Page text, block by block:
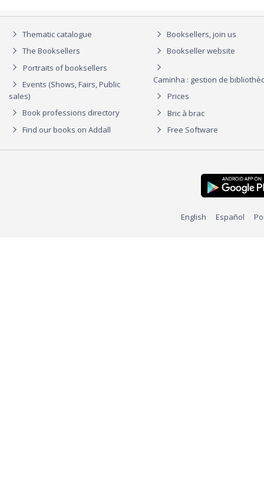
Thematic catalogue
The Booksellers
Portraits of booksellers
Events (Shows, Fairs, Public
sales)
Book professions directory
Find our books on Addall
Booksellers, join us
Bookseller website
Caminha : gestion de
Prices
Bric à brac
Free Software
English Español